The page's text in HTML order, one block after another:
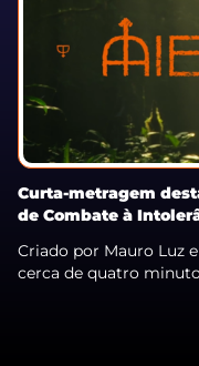
Curta-metragem
de Combate à
Criado por Mauro Luz
cerca de quatro